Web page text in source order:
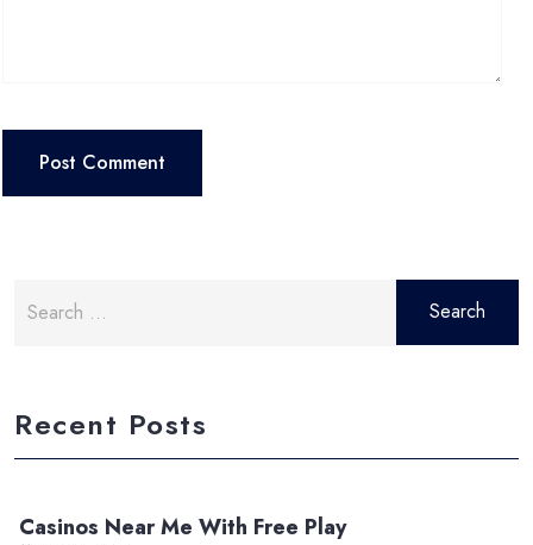
for:
Recent Posts
Casinos Near Me With Free Play